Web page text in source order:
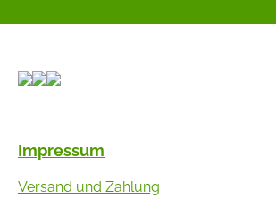
Impressum
Versand und Zahlung